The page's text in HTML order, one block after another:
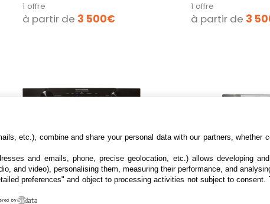
1 offre
à partir de 3 500€
l'expérience...
1 offre
à partir de 3
Amplificateur HiFi
Marantz PM5005 NOIR
Ampli Hifi Puissance : 2 x
Amplis WiFi/
Marantz Model
etc.), combine and share your personal data with our partners, whether
and emails, phone, precise geolocation, etc.) allows developing
and video), personalising them, measuring their performance, and
preferences" and object to processing activities not subject to consent.
by